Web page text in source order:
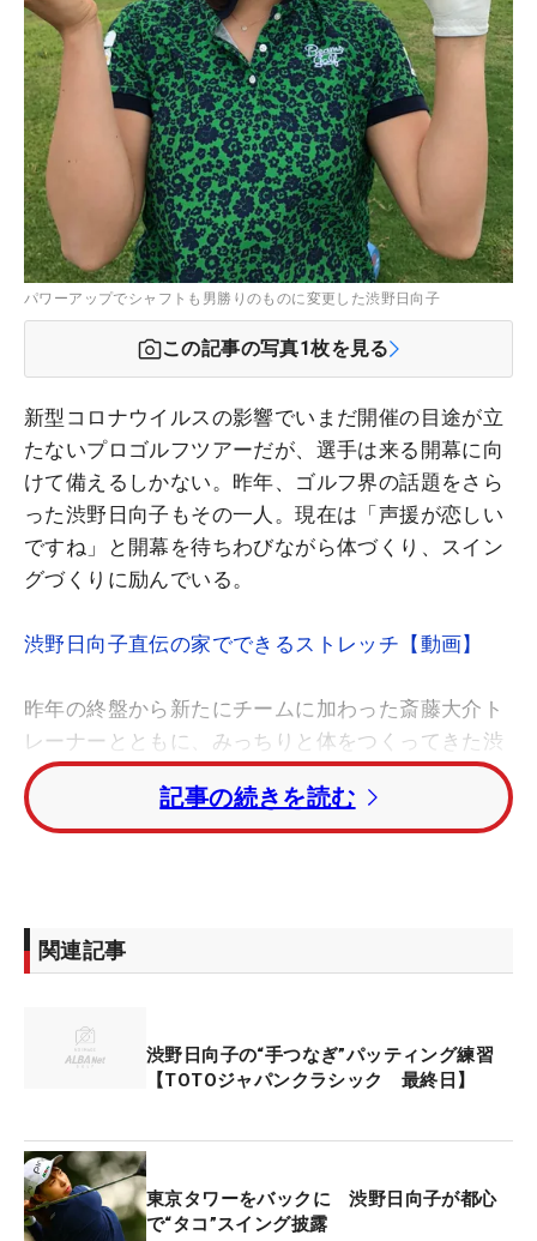
パワーアップでシャフトも男勝りのものに変更した渋野日向子
この記事の写真1枚を見る
新型コロナウイルスの影響でいまだ開催の目途が立
たないプロゴルフツアーだが、選手は来る開幕に向
けて備えるしかない。昨年、ゴルフ界の話題をさら
った渋野日向子もその一人。現在は「声援が恋しい
ですね」と開幕を待ちわびながら体づくり、スイン
グづくりに励んでいる。
渋野日向子直伝の家でできるストレッチ【動画】
昨年の終盤から新たにチームに加わった斎藤大介ト
レーナーとともに、みっちりと体をつくってきた渋
野。一回り大きくなったと3月末のテレビ出演時に
も話題となったが、実際にはどういう状態にあるの
か。斎藤トレーナーと渋野本人に聞いてみた。
で、その時点で体は一度仕上がっていました。その
後、試合がないことが分かってきたので青木翔コー
この1〜2週間はオフの最初の段階まで戻して、体の
強度を上げる内容にしました」
ながら、体を最高の状態に仕上げた。ところがタ
イ、シンガポール2試合が中止、その後は国内も開
幕戦から中止が相次ぎ、先が見えない。予定してい
記事の続きを読む
関連記事
渋野日向子の“手つなぎ”パッティング練習
【TOTOジャパンクラシック 最終日】
東京タワーをバックに 渋野日向子が都心
で“タコ”スイング披露